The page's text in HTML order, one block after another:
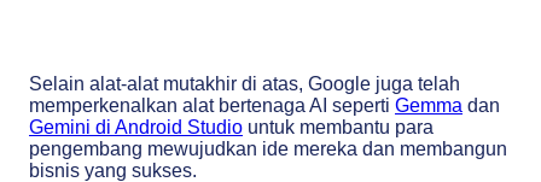
Selain alat-alat mutakhir di atas, Google juga telah
memperkenalkan alat bertenaga AI seperti Gemma dan
Gemini di Android Studio untuk membantu para
pengembang mewujudkan ide mereka dan membangun
bisnis yang sukses.